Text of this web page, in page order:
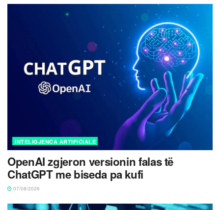
INTELIGJENCA ARTIFICIALE
OpenAI zgjeron versionin falas të
ChatGPT me biseda pa kufi
07/08/2026